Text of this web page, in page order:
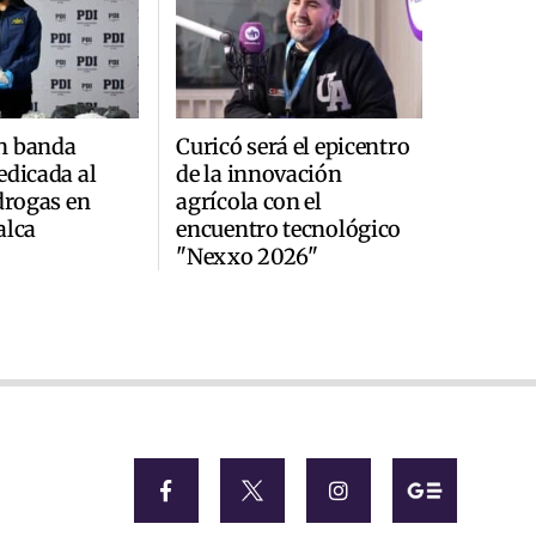
banda
al
en
Curicó será el epicentro
de la innovación
agrícola con el
encuentro tecnológico
"Nexxo 2026"